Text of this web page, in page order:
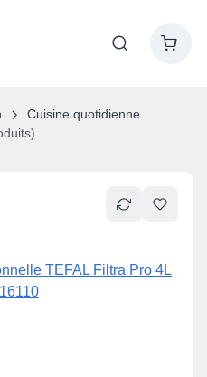
Cuisine quotidienne